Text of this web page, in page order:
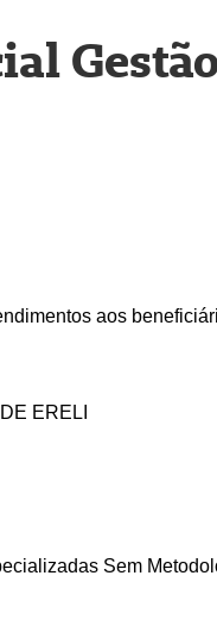
aos
ERELI
Sem